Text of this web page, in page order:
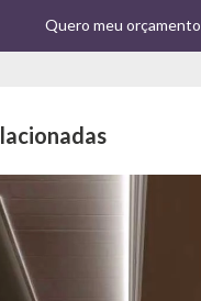
Quero meu orçamento